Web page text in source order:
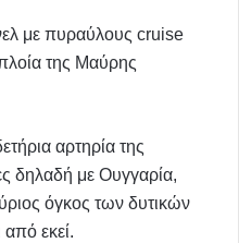
με πυραύλους cruise
της Μαύρης
αρτηρία της
δηλαδή με Ουγγαρία,
όγκος των δυτικών
εκεί.